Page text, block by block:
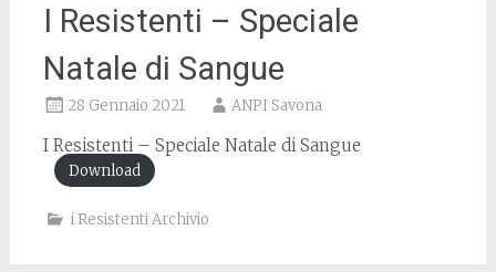
I Resistenti – Speciale
Natale di Sangue
28 Gennaio 2021 ANPI Savona
I Resistenti – Speciale Natale di Sangue
Download
i Resistenti Archivio